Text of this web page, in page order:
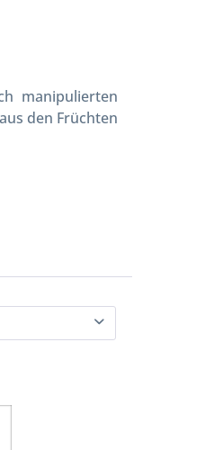
manipulierten
den Früchten
e.K